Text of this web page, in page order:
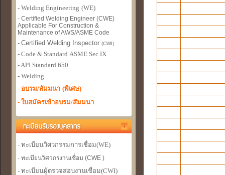
- Welding Engineering (WE)
- Certified Welding Engineer (CWE)
Applicable For Construction &
Maintenance of AWS/ASME Code
- Certified Welding Inspector (CWI)
- Code & Standard ASME Sec.IX
- API Standard 650
- Welding
- อบรม/สัมมนา (พิเศษ)
- ใบสมัครเข้าอบรม/สัมมนา
- ทะเบียนวิศวกรรมการเชื่อม(WE)
- ทะเบียนวิศวกรงานเชื่อม (CWE )
- ทะเบียนผู้ตรวจสอบงานเชื่อม(CWI)